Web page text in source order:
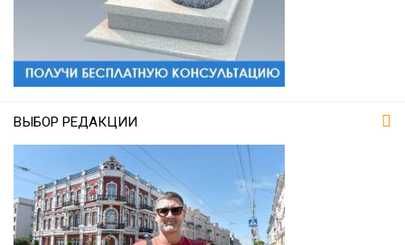
ВЫБОР РЕДАКЦИИ